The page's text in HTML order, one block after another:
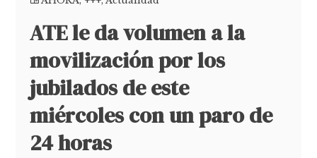
ATE le da volumen a la
movilización por los
jubilados de este
miércoles con un paro de
24 horas